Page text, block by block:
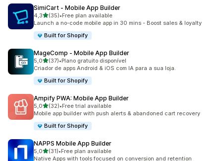
SimiCart ‑ Mobile App Builder
4,3de 5 estrelas
(35)
35 total de avaliações
•Free plan available
Launch a no-code mobile app in 30 mins - Boost sales & loyalty
Built for Shopify
MageComp ‑ Mobile App Builder
5,0de 5 estrelas
(37)
37 total de avaliações
•Plano gratuito disponível
Criador de apps Android & iOS com IA para a sua loja.
Built for Shopify
Ampify PWA: Mobile App Builder
5,0de 5 estrelas
(32)
32 total de avaliações
•Free trial available
Mobile app builder with push alerts & abandoned cart recovery
Built for Shopify
NAPPS Mobile App Builder
5,0de 5 estrelas
(31)
31 total de avaliações
•Free plan available
Native Apps with tools focused on conversion and retention